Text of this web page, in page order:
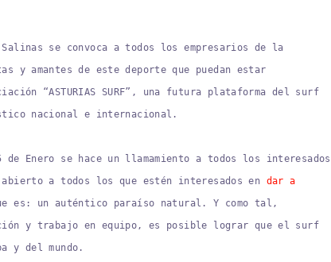
se convoca a todos los empresarios de la
amantes de este deporte que puedan estar
“ASTURIAS SURF”, una futura plataforma del surf
nacional e internacional.
Enero se hace un llamamiento a todos los interesados
a todos los que estén interesados en dar a
es: un auténtico paraíso natural. Y como tal,
y trabajo en equipo, es posible lograr que el surf
y del mundo.